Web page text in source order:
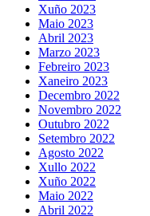
Xuño 2023
Maio 2023
Abril 2023
Marzo 2023
Febreiro 2023
Xaneiro 2023
Decembro 2022
Novembro 2022
Outubro 2022
Setembro 2022
Agosto 2022
Xullo 2022
Xuño 2022
Maio 2022
Abril 2022